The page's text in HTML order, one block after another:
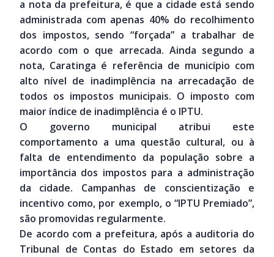
a nota da prefeitura, é que a cidade está sendo
administrada com apenas 40% do recolhimento
dos impostos, sendo “forçada” a trabalhar de
acordo com o que arrecada. Ainda segundo a
nota, Caratinga é referência de município com
alto nível de inadimplência na arrecadação de
todos os impostos municipais. O imposto com
maior índice de inadimplência é o IPTU.
O governo municipal atribui este
comportamento a uma questão cultural, ou à
falta de entendimento da população sobre a
importância dos impostos para a administração
da cidade. Campanhas de conscientização e
incentivo como, por exemplo, o “IPTU Premiado”,
são promovidas regularmente.
De acordo com a prefeitura, após a auditoria do
Tribunal de Contas do Estado em setores da